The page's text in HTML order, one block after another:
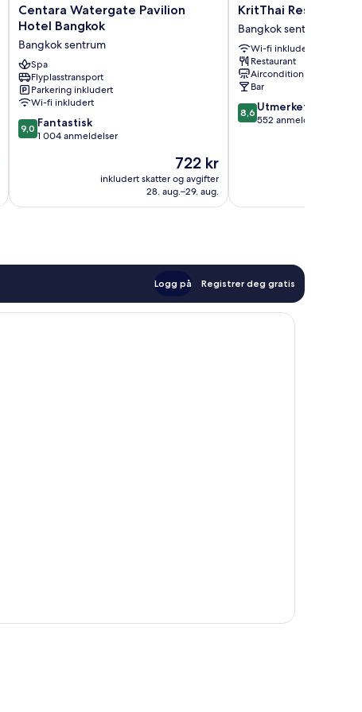
Centara
Watergate
Hotel
Bangkok
Bangkok
sentrum
Centara Watergate Pavilion
Hotel Bangkok
Bangkok sentrum
Spa
Flyplasstransport
Parkering inkludert
Wi-fi inkludert
9.0
av
9,0 Fantastisk
1 004 anmeldelser
Prisen
722 kr
722 kr
inkludert skatter og avgifter
28. aug.–29. aug.
KritThai
Residence
Bangkok
sentrum
KritThai Residence
Bangkok sentrum
Wi-fi inkludert
Restaurant
Aircondition
Bar
8.6
av
8,6 Utmerket
552 anmeldelser
Logg på Registrer deg gratis